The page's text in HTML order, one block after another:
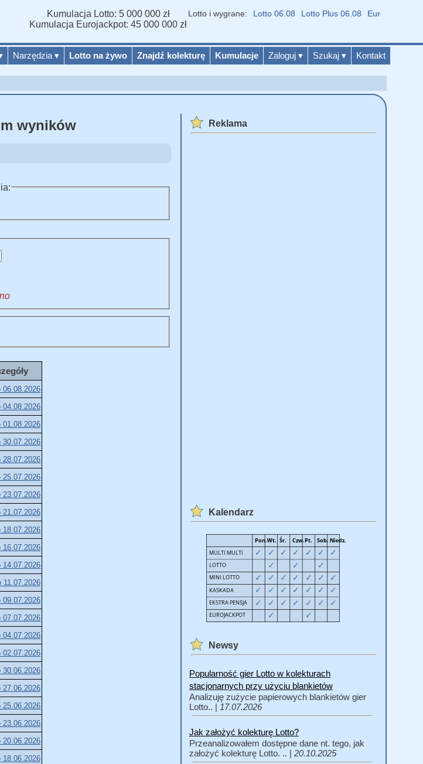
Narzędzia ▾ Lotto na żywo Znajdź kolekturę Kumulacje Zaloguj ▾ Szukaj ▾ Kontakt
Kumulacja Lotto: 5 000 000 zł
Kumulacja Eurojackpot: 45 000 000 zł
Wyniki Lotto i wygrane: Lotto 06.08 Lotto Plus 06.08 Eurojackpot 07.08
wyników
06.08.2026
04.08.2026
01.08.2026
30.07.2026
28.07.2026
25.07.2026
23.07.2026
21.07.2026
18.07.2026
16.07.2026
14.07.2026
11.07.2026
09.07.2026
07.07.2026
04.07.2026
02.07.2026
30.06.2026
27.06.2026
25.06.2026
23.06.2026
20.06.2026
18.06.2026
Reklama
Kalendarz
Newsy
Popularność gier Lotto w kolekturach
stacjonarnych przy użyciu blankietów
Analizuję zużycie papierowych blankietów gier
Lotto.. | 17.07.2026
Jak założyć kolekturę Lotto?
Przeanalizowałem dostępne dane nt. tego, jak
założyć kolekturę Lotto. .. | 20.10.2025